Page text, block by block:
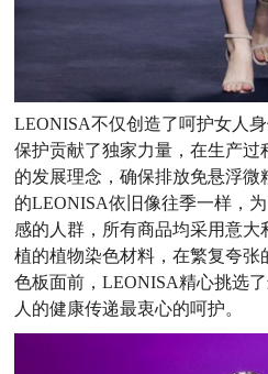
LEONISA不仅创造了呵护女人
保护贡献了独家力量，在生产
的发展理念，确保排放免悬浮
的LEONISA依旧像往季一样，
感的人群，所有商品均采用意大
植的植物染色材料，在繁复夸张
色板面前，LEONISA精心挑选
人的健康传递最衷心的呵护。